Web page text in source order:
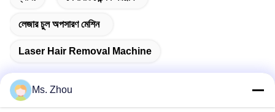
লেজার চুল অপসারণ মেশিন
Laser Hair Removal Machine
Ms. Zhou